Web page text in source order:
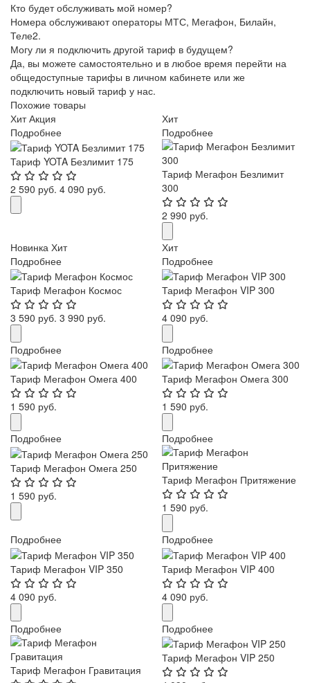
Кто будет обслуживать мой номер?
Номера обслуживают операторы МТС, Мегафон, Билайн,
Теле2.
Могу ли я подключить другой тариф в будущем?
Да, вы можете самостоятельно и в любое время перейти на
общедоступные тарифы в личном кабинете или же
подключить новый тариф у нас.
Похожие товары
Хит Акция
Подробнее
Тариф YOTA Безлимит 175
2 590 руб. 4 090 руб.
Хит
Подробнее
Тариф Мегафон Безлимит
300
2 990 руб.
Новинка Хит
Подробнее
Тариф Мегафон Космос
3 590 руб. 3 990 руб.
Хит
Подробнее
Тариф Мегафон VIP 300
4 090 руб.
Подробнее
Тариф Мегафон Омега 400
1 590 руб.
Подробнее
Тариф Мегафон Омега 300
1 590 руб.
Подробнее
Тариф Мегафон Омега 250
1 590 руб.
Подробнее
Тариф Мегафон Притяжение
1 590 руб.
Подробнее
Тариф Мегафон VIP 350
4 090 руб.
Подробнее
Тариф Мегафон VIP 400
4 090 руб.
Подробнее
Тариф Мегафон Гравитация
Подробнее
Тариф Мегафон VIP 250